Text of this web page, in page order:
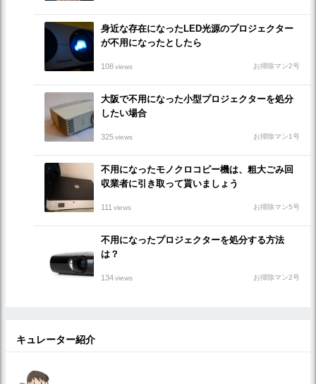
身近な存在になったLED光源のプロジェクター
が不用になったとしたら
108views お掃除マン2号
大阪で不用になった小型プロジェクターを処分
したい場合
325views お掃除マン1号
不用になったモノクロコピー機は、粗大ごみ回
収業者に引き取って貰いましょう
111 views お掃除マン5号
不用になったプロジェクターを処分する方法
は？
134views お掃除マン2号
キュレーター紹介